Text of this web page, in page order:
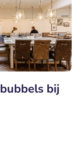
bij